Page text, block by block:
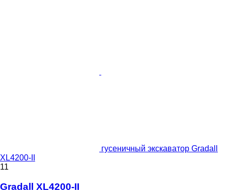
гусеничный экскаватор Gradall
XL4200-II
11
Gradall XL4200-II